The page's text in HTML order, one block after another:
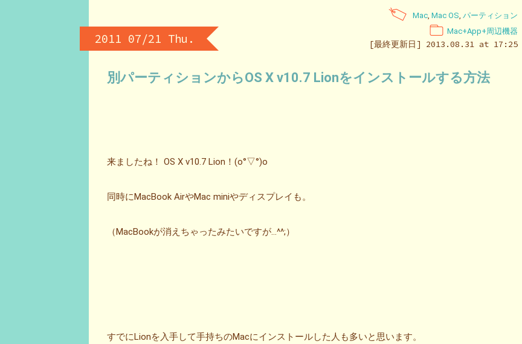
2011 07/21 Thu.
Mac+App+周辺機器
Mac, Mac OS, パーティション
[最終更新日] 2013.08.31 at 17:25
別パーティションからOS X v10.7 Lionをインストールする方法
来ましたね！ OS X v10.7 Lion！(o°▽°)o
同時にMacBook AirやMac miniやディスプレイも。
（MacBookが消えちゃったみたいですが…^^;）
すでにLionを入手して手持ちのMacにインストールした人も多いと思います。